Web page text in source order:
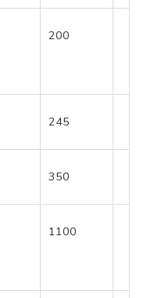
200
245
350
1100